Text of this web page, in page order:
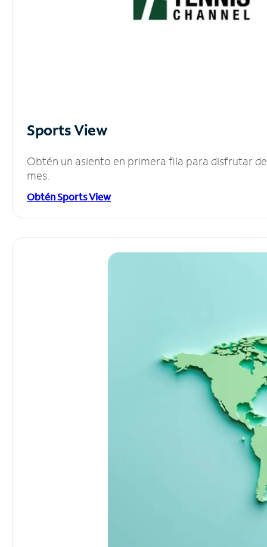
Sports View
Obtén un asiento en primera fila para disfrutar
mes.
Obtén Sports View